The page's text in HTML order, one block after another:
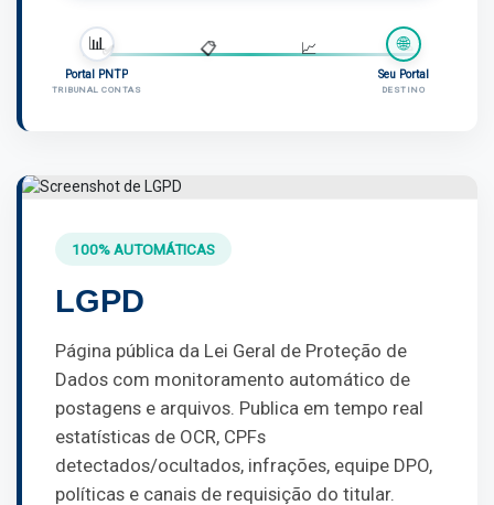
📊
Portal PNTP
TRIBUNAL CONTAS
📉
📈 📋
✅ 🌐
Seu Portal
DESTINO
100% AUTOMÁTICAS
LGPD
Página pública da Lei Geral de Proteção de
Dados com monitoramento automático de
postagens e arquivos. Publica em tempo real
estatísticas de OCR, CPFs
detectados/ocultados, infrações, equipe DPO,
políticas e canais de requisição do titular.